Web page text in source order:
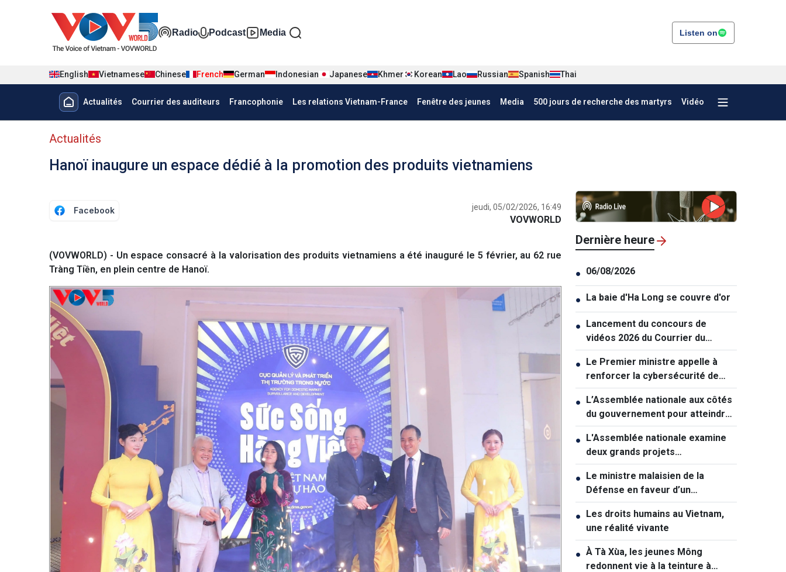
Đa phương tiện tiếng Pháp
Radio Podcast Media Listen on
English Vietnamese Chinese French German Indonesian Japanese Khmer Korean Lao Russian Spanish Thai
Menu trang chủ tiếng Pháp
Actualités Courrier des auditeurs Francophonie Les relations Vietnam-France Fenêtre des jeunes Media 500 jours de recherche des martyrs Vidéo
menu phụ tiếng Pháp
Actualités
Hanoï inaugure un espace dédié à la promotion des produits vietnamiens
Facebook jeudi, 05/02/2026, 16:49
VOVWORLD
(VOVWORLD) - Un espace consacré à la valorisation des produits vietnamiens a été inauguré le 5 février, au 62 rue
Tràng Tiền, en plein centre de Hanoï.
Dernière heure
● 06/08/2026
● La baie d'Ha Long se couvre d'or
● Lancement du concours de
vidéos 2026 du Courrier du
Vietnam: "La paix et la jeunesse"
● Le Premier ministre appelle à
renforcer la cybersécurité de
manière coordonnée
● L’Assemblée nationale aux côtés
du gouvernement pour atteindre
une croissance à deux chiffres
● L'Assemblée nationale examine
deux grands projets
d'infrastructures pour soutenir la
croissance
● Le ministre malaisien de la
Défense en faveur d’un
rapprochement avec le Vietnam
● Les droits humains au Vietnam,
une réalité vivante
● À Tà Xùa, les jeunes Mông
redonnent vie à la teinture à